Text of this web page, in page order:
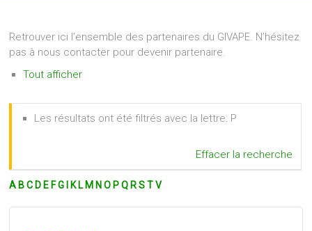
Retrouver ici l’ensemble des partenaires du GIVAPE. N’hésitez
pas à nous contacter pour devenir partenaire.
Tout afficher
Les résultats ont été filtrés avec la lettre: P
Effacer la recherche
A B C D E FG K L M N O P Q R S T V